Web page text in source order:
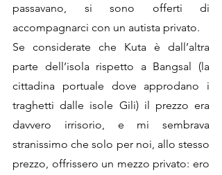
passavano, si sono offerti di
accompagnarci con un autista privato.
Se considerate che Kuta è dall’altra
parte dell’isola rispetto a Bangsal (la
cittadina portuale dove approdano i
traghetti dalle isole Gili) il prezzo era
davvero irrisorio, e mi sembrava
stranissimo che solo per noi, allo stesso
prezzo, offrissero un mezzo privato: ero